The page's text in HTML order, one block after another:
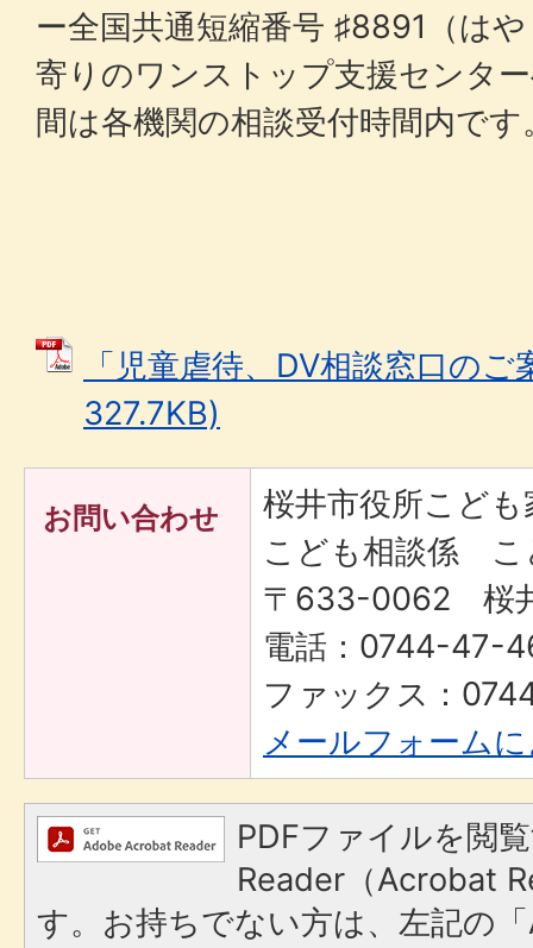
ー全国共通短縮番号 ♯8891（は
寄りのワンストップ支援センタ
間は各機関の相談受付時間内です
「児童虐待、DV相談窓口の
327.7KB)
お問い合わせ
桜井市役所こど
こども相談係 こ
〒633-0062 桜
電話：0744-47-
ファックス：
メールフォーム
PDFファイルを閲
Reader（Acrobat
す。お持ちでない方は、左記の